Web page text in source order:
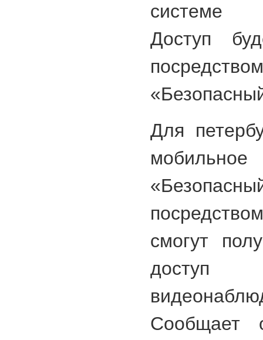
системе
Доступ
Для
смогут
Сообщает